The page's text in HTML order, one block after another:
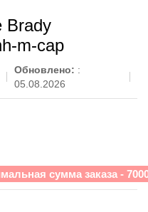
Brady
m-cap
Обновлено: :
05.08.2026
сумма заказа -